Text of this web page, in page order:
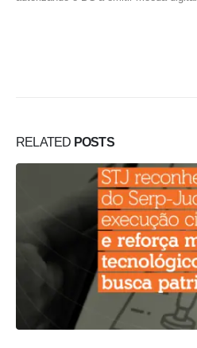
RELATED POSTS